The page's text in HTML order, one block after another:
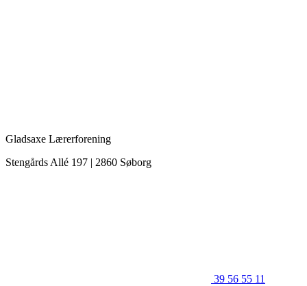
Gladsaxe Lærerforening
Stengårds Allé 197 | 2860 Søborg
39 56 55 11